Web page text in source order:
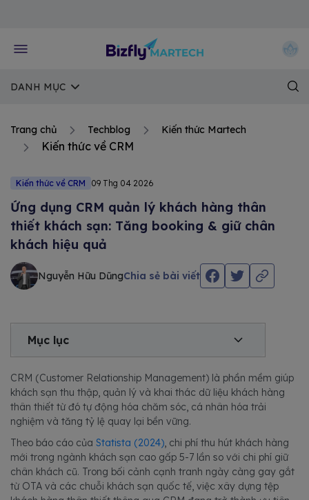
DANH MỤC
Trang chủ Techblog Kiến thức Martech
Kiến thức về CRM
Kiến thức về CRM 09 Thg 04 2026
Ứng dụng CRM quản lý khách hàng thân
thiết khách sạn: Tăng booking & giữ chân
khách hiệu quả
Nguyễn Hữu DũngChia sẻ bài viết
Mục lục
CRM (Customer Relationship Management) là phần mềm giúp
khách sạn thu thập, quản lý và khai thác dữ liệu khách hàng
thân thiết từ đó tự động hóa chăm sóc, cá nhân hóa trải
nghiệm và tăng tỷ lệ quay lại bền vững.
Theo báo cáo của Statista (2024), chi phí thu hút khách hàng
mới trong ngành khách sạn cao gấp 5-7 lần so với chi phí giữ
chân khách cũ. Trong bối cảnh cạnh tranh ngày càng gay gắt
từ OTA và các chuỗi khách sạn quốc tế, việc xây dựng tệp